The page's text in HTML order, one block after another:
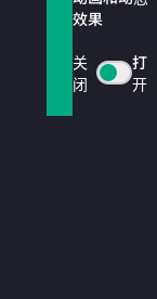
效果
关
闭
打
开